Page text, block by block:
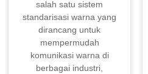
salah satu sistem
standarisasi warna yang
dirancang untuk
mempermudah
komunikasi warna di
berbagai industri,